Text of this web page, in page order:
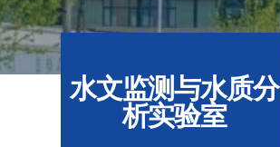
水文监测与水质分
析实验室